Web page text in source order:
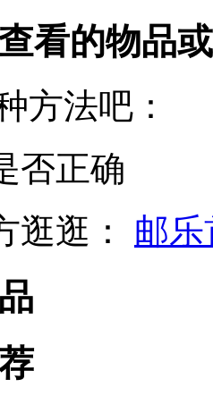
看的物品
方法吧：
否正确
逛逛：
邮